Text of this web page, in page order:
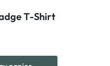
T-Shirt